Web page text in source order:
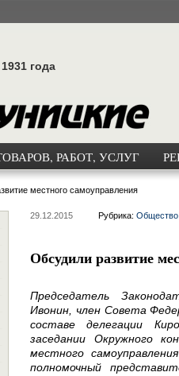
года
РАБОТ, УСЛУГ
местного самоуправления
29.12.2015 Рубрика: Общество
Обсудили развитие
Председатель
Ивонин, член Совета
составе делегации
заседании Окружного
местного
полномочный